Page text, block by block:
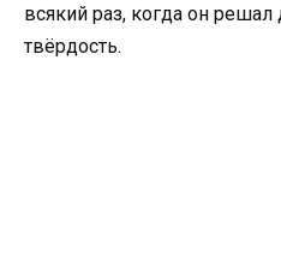
всякий раз, когда он
твёрдость.